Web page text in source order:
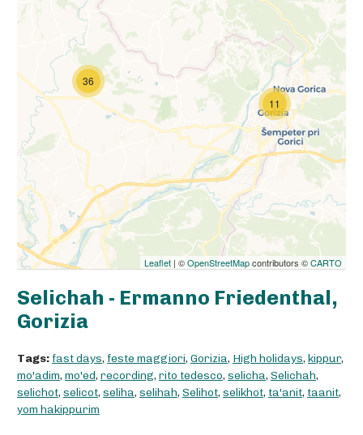
36
11
Leaflet | ©OpenStreetMapcontributors ©CARTO
Selichah - Ermanno Friedenthal,
Gorizia
Tags: fast days, feste maggiori, Gorizia, High holidays, kippur,
mo'adim, mo'ed, recording, rito tedesco, selicha, Selichah,
selichot, selicot, seliha, selihah, Selihot, selikhot, ta'anit, taanit,
yom hakippurim